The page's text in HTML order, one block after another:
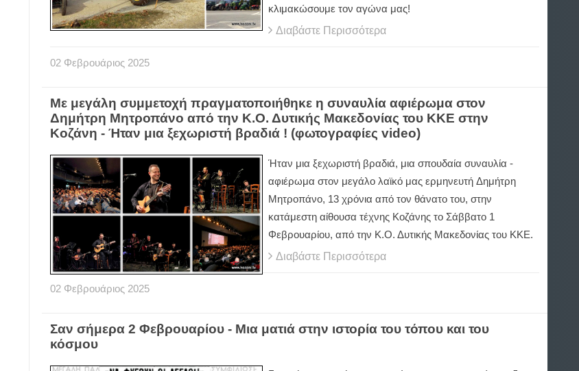
κλιμακώσουμε τον αγώνα μας!
Διαβάστε Περισσότερα
02 Φεβρουάριος 2025
Με μεγάλη συμμετοχή πραγματοποιήθηκε η συναυλία αφιέρωμα στον
Δημήτρη Μητροπάνο από την Κ.Ο. Δυτικής Μακεδονίας του ΚΚΕ στην
Κοζάνη - Ήταν μια ξεχωριστή βραδιά ! (φωτογραφίες video)
Ήταν μια ξεχωριστή βραδιά, μια σπουδαία συναυλία -
αφιέρωμα στον μεγάλο λαϊκό μας ερμηνευτή Δημήτρη
Μητροπάνο, 13 χρόνια από τον θάνατο του, στην
κατάμεστη αίθουσα τέχνης Κοζάνης το Σάββατο 1
Φεβρουαρίου, από την Κ.Ο. Δυτικής Μακεδονίας του ΚΚΕ.
Διαβάστε Περισσότερα
02 Φεβρουάριος 2025
Σαν σήμερα 2 Φεβρουαρίου - Μια ματιά στην ιστορία του τόπου και του
κόσμου